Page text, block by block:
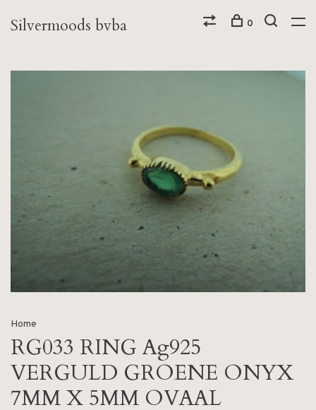
Silvermoods bvba 0
Home
RG033 RING Ag925
VERGULD GROENE ONYX
7MM X 5MM OVAAL